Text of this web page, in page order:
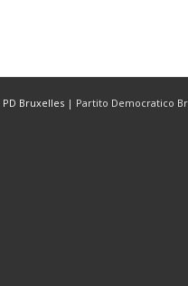
PD Bruxelles | Partito Democratico